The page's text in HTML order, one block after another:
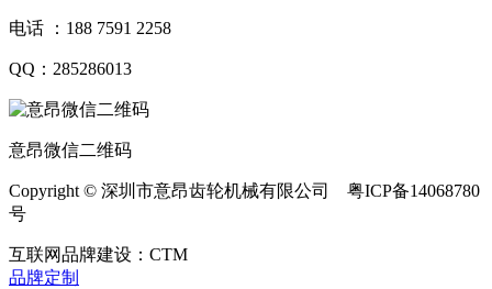
电话 ：188 7591 2258
QQ：285286013
意昂微信二维码
Copyright © 深圳市意昂齿轮机械有限公司 粤ICP备14068780
号
互联网品牌建设：CTM
品牌定制